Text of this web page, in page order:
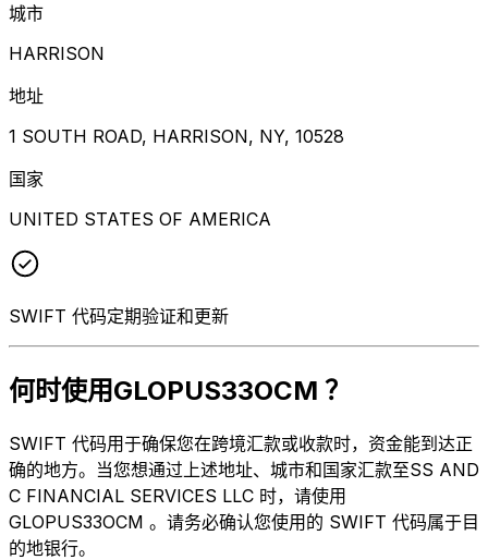
城市
HARRISON
地址
1 SOUTH ROAD, HARRISON, NY, 10528
国家
UNITED STATES OF AMERICA
SWIFT 代码定期验证和更新
何时使用GLOPUS33OCM ？
SWIFT 代码用于确保您在跨境汇款或收款时，资金能到达正
确的地方。当您想通过上述地址、城市和国家汇款至SS AND
C FINANCIAL SERVICES LLC 时，请使用
GLOPUS33OCM 。请务必确认您使用的 SWIFT 代码属于目
的地银行。